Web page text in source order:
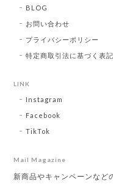
BLOG
お問い合わせ
プライバシーポリシー
特定商取引法に基づく表記
LINK
Instagram
Facebook
TikTok
Mail Magazine
新商品やキャンペーンなど